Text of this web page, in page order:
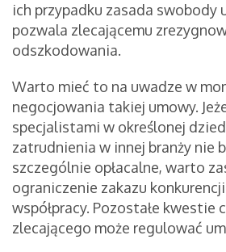
ich przypadku zasada swobody
pozwala zlecającemu
odszkodowania.
Warto mieć to na uwadze w
negocjowania takiej umowy.
specjalistami w określonej
zatrudnienia w innej branży nie
szczególnie opłacalne, warto
ograniczenie zakazu
współpracy. Pozostałe kwestie
zlecającego może regulować